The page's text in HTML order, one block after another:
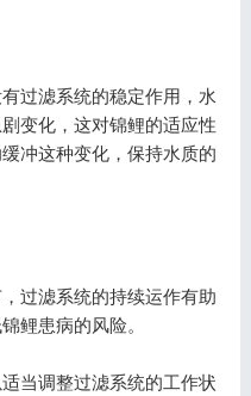
滤系统的稳定作用，水
变化，这对锦鲤的适应性
冲这种变化，保持水质的
滤系统的持续运作有助
鲤患病的风险。
调整过滤系统的工作状